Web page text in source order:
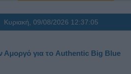
Κυριακή, 09/08/2026 12:37:06
Αμοργό για το Authentic Big Blue